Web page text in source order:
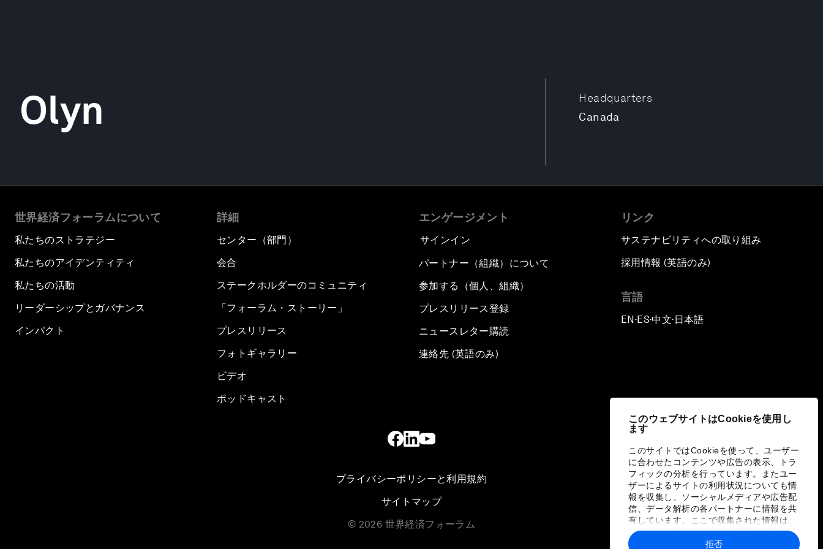
このウェブサイトはCookieを使用し
ます
このサイトではCookieを使って、ユーザー
に合わせたコンテンツや広告の表示、トラ
フィックの分析を行っています。またユー
ザーによるサイトの利用状況についても情
報を収集し、ソーシャルメディアや広告配
信、データ解析の各パートナーに情報を共
有しています。ここで収集された情報は、
ユーザーが各パートナーに提供した他の情
報や各パートナーのサービスを使用した際
拒否
Headquarters
Canada
Olyn
世界経済フォーラムについて
私たちのストラテジー
私たちのアイデンティティ
私たちの活動
リーダーシップとガバナンス
インパクト
詳細
センター（部門）
会合
ステークホルダーのコミュニティ
「フォーラム・ストーリー」
プレスリリース
フォトギャラリー
ビデオ
ポッドキャスト
エンゲージメント
サインイン
パートナー（組織）について
参加する（個人、組織）
プレスリリース登録
ニュースレター購読
連絡先 (英語のみ)
リンク
サステナビリティへの取り組み
採用情報 (英語のみ)
言語
EN ▪ES▪中文▪ 日本語
プライバシーポリシーと利用規約
サイトマップ
© 2026 世界経済フォーラム